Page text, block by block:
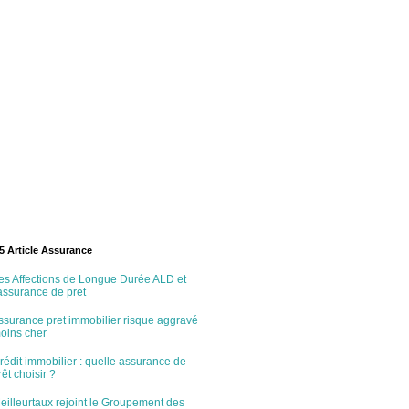
Article Assurance
Affections de Longue Durée ALD et
de pret
pret immobilier risque aggravé
cher
immobilier : quelle assurance de
choisir ?
rejoint le Groupement des